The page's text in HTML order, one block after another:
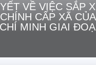
VỀ VIỆC SẮP
CẤP XÃ
MINH GIAI